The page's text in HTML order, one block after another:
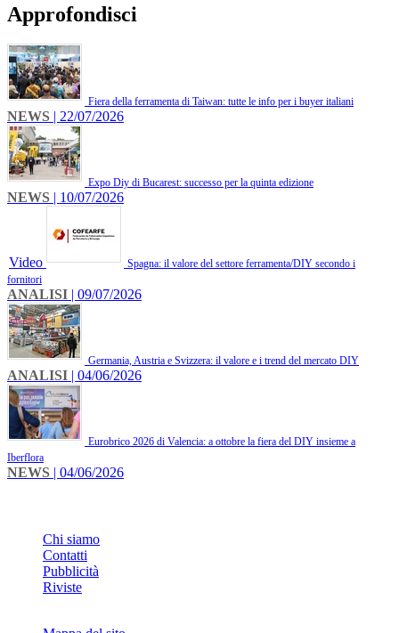
Approfondisci
Fiera della ferramenta di Taiwan: tutte le info per i buyer italiani
NEWS | 22/07/2026
Expo Diy di Bucarest: successo per la quinta edizione
NEWS | 10/07/2026
Video
Spagna: il valore del settore ferramenta/DIY secondo i
fornitori
ANALISI | 09/07/2026
Germania, Austria e Svizzera: il valore e i trend del mercato DIY
ANALISI | 04/06/2026
Eurobrico 2026 di Valencia: a ottobre la fiera del DIY insieme a
Iberflora
NEWS | 04/06/2026
Chi siamo
Contatti
Pubblicità
Riviste